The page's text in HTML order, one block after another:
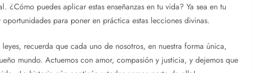
¿Cómo puedes aplicar estas enseñanzas en tu vida? Ya sea en tu
para poner en práctica estas lecciones divinas.
recuerda que cada uno de nosotros, en nuestra forma única,
mundo. Actuemos con amor, compasión y justicia, y dejemos que